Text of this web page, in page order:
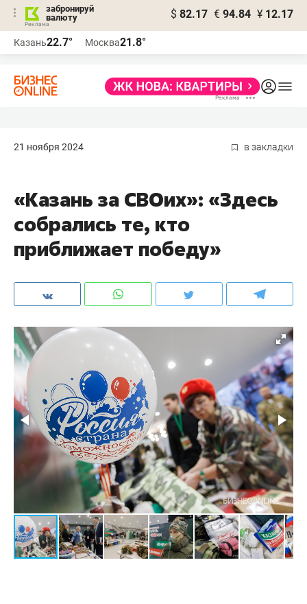
забронируй
валюту
$ 82.17 € 94.84 ¥ 12.17
Казань22.7° Москва21.8°
21 ноября 2024 в закладки
«Казань за СВОих»: «Здесь
собрались те, кто
приближает победу»